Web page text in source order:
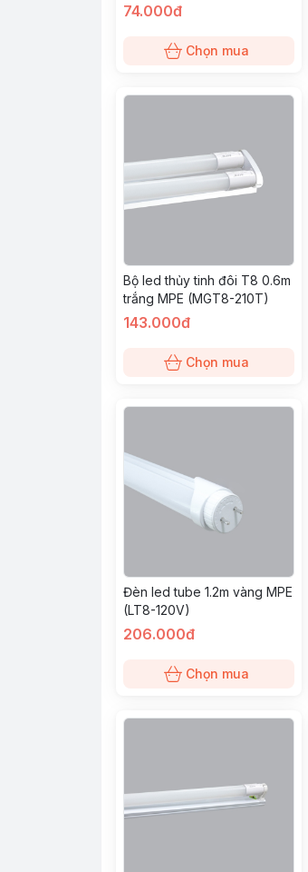
74.000đ
Chọn mua
Bộ led thủy tinh đôi T8 0.6m
trắng MPE (MGT8-210T)
143.000đ
Chọn mua
Đèn led tube 1.2m vàng MPE
(LT8-120V)
206.000đ
Chọn mua